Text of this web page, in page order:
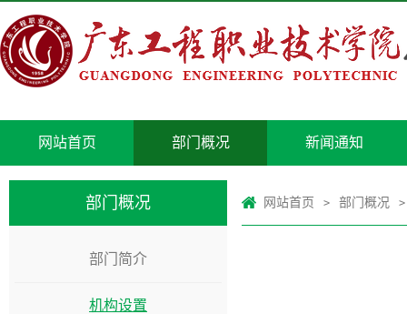
网站首页 部门概况 新闻通知
部门概况
部门简介
机构设置
网站首页 > 部门概况 >